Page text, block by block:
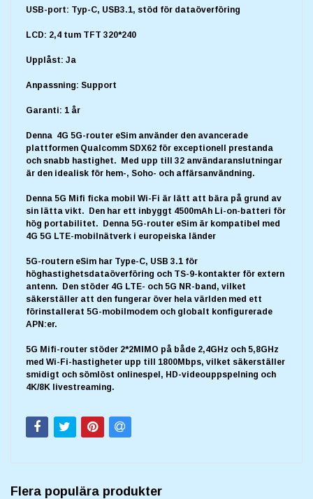
USB-port: Typ-C, USB3.1, stöd för dataöverföring
LCD: 2,4 tum TFT 320*240
Upplåst: Ja
Anpassning: Support
Garanti: 1 år
Denna 4G 5G-router eSim använder den avancerade
plattformen Qualcomm SDX62 för exceptionell prestanda
och snabb hastighet. Med upp till 32 användaranslutningar
är den idealisk för hem-, Soho- och affärsanvändning.
Denna 5G Mifi ficka mobil Wi-Fi är lätt att bära på grund av
sin lätta vikt. Den har ett inbyggt 4500mAh Li-on-batteri för
hög portabilitet. Denna 5G-router eSim är kompatibel med
4G 5G LTE-mobilnätverk i europeiska länder
5G-routern eSim har Type-C, USB 3.1 för
höghastighetsdataöverföring och TS-9-kontakter för extern
antenn. Den stöder 4G LTE- och 5G NR-band, vilket
säkerställer att den fungerar över hela världen med ett
förinstallerat 5G-mobilmodem och globalt konfigurerade
APN:er.
5G Mifi-router stöder 2*2MIMO på både 2,4GHz och 5,8GHz
med Wi-Fi-hastigheter upp till 1800Mbps, vilket säkerställer
smidigt och sömlöst onlinespel, HD-videouppspelning och
4K/8K livestreaming.
Flera populära produkter